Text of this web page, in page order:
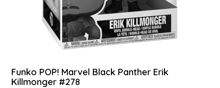
Funko POP! Marvel Black Panther Erik
Killmonger #278